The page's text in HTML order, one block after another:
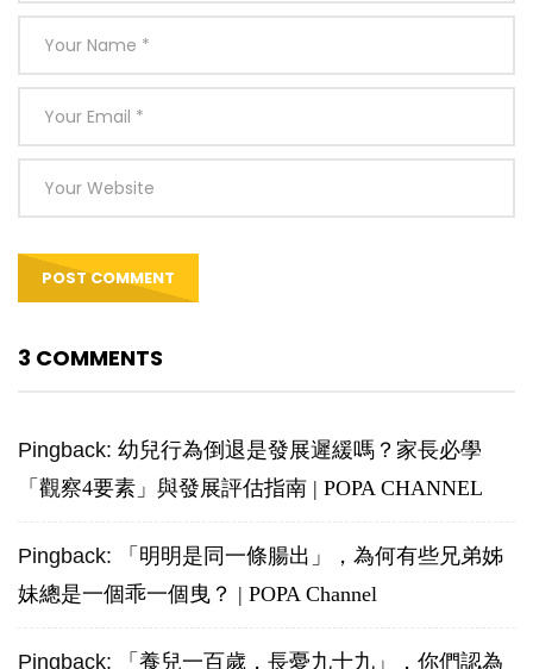
3 COMMENTS
Pingback: 幼兒行為倒退是發展遲緩嗎？家長必學
「觀察4要素」與發展評估指南 | POPA CHANNEL
Pingback:
「明明是同一條腸出」，為何有些兄弟姊
妹總是一個乖一個曳？ | POPA Channel
Pingback: 「養兒一百歲，長憂九十九」，你們認為